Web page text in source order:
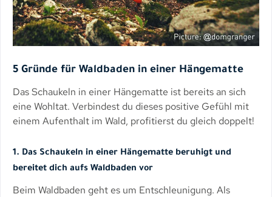
5 Gründe für Waldbaden in einer Hängematte
Das Schaukeln in einer Hängematte ist bereits an sich
eine Wohltat. Verbindest du dieses positive Gefühl mit
einem Aufenthalt im Wald, profitierst du gleich doppelt!
1. Das Schaukeln in einer Hängematte beruhigt und
bereitet dich aufs Waldbaden vor
Beim Waldbaden geht es um Entschleunigung. Als